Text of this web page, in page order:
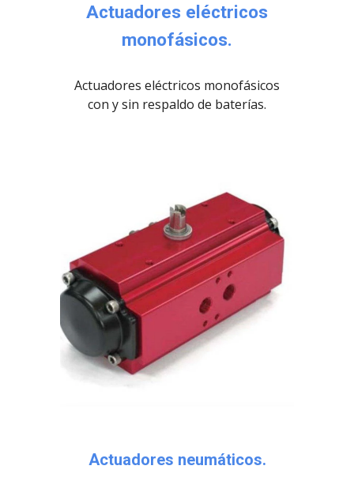
Actuadores eléctricos
monofásicos.
Actuadores eléctricos monofásicos
con y sin respaldo de baterías.
Actuadores neumáticos.